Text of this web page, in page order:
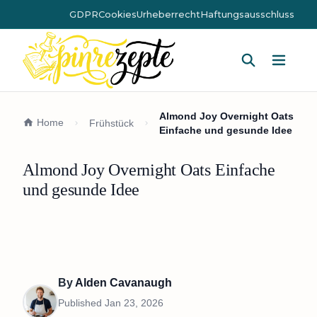
GDPRCookiesUrheberrechtHaftungsausschluss
Home Frühstück
Almond Joy Overnight Oats
Einfache und gesunde Idee
Almond Joy Overnight Oats Einfache
und gesunde Idee
ByAlden Cavanaugh
Published Jan 23, 2026